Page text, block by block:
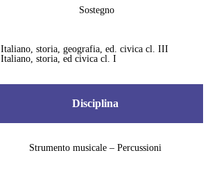
Sostegno
Italiano, storia, geografia, ed. civica cl. III
Italiano, storia, ed civica cl. I
Disciplina
Strumento musicale – Percussioni